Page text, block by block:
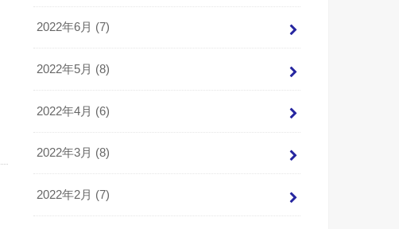
2022年6月 (7)
2022年5月 (8)
2022年4月 (6)
2022年3月 (8)
2022年2月 (7)